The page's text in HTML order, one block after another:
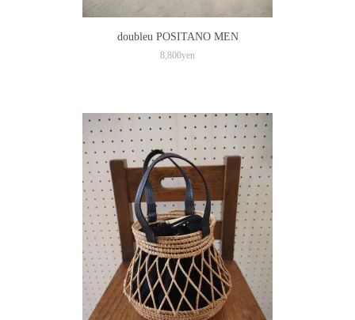
doubleu POSITANO MEN
8,800yen